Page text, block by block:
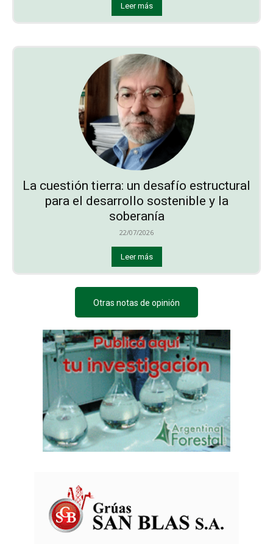
Leer más
La cuestión tierra: un desafío estructural
para el desarrollo sostenible y la
soberanía
22/07/2026
Leer más
Otras notas de opinión